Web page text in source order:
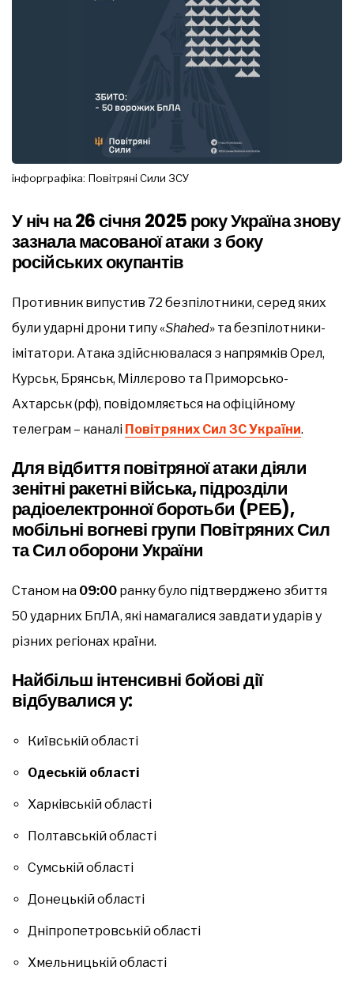
інфорграфіка: Повітряні Сили ЗСУ
У ніч на 26 січня 2025 року Україна знову
зазнала масованої атаки з боку
російських окупантів
Противник випустив 72 безпілотники, серед яких
були ударні дрони типу «Shahed» та безпілотники-
імітатори. Атака здійснювалася з напрямків Орел,
Курськ, Брянськ, Міллєрово та Приморсько-
Ахтарськ (рф), повідомляється на офіційному
телеграм – каналі Повітряних Сил ЗС України.
Для відбиття повітряної атаки діяли
зенітні ракетні війська, підрозділи
радіоелектронної боротьби (РЕБ),
мобільні вогневі групи Повітряних Сил
та Сил оборони України
Станом на 09:00 ранку було підтверджено збиття
50 ударних БпЛА, які намагалися завдати ударів у
різних регіонах країни.
Найбільш інтенсивні бойові дії
відбувалися у:
Київській області
Одеській області
Харківській області
Полтавській області
Сумській області
Донецькій області
Дніпропетровській області
Хмельницькій області